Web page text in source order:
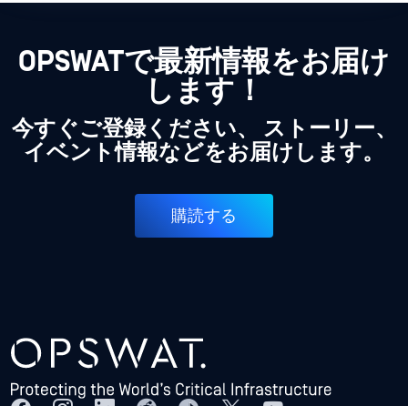
OPSWATで最新情報をお届け
します！
今すぐご登録ください、 ストーリー、
イベント情報などをお届けします。
購読する